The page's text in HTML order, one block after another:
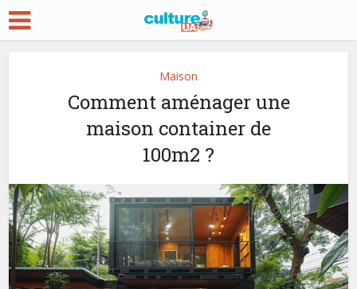
Maison
Comment aménager une
maison container de
100m2 ?